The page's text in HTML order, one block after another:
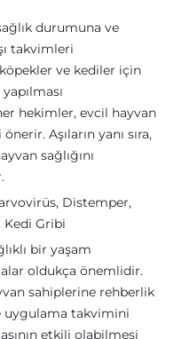
durumuna ve
takvimleri
ve kediler için
hekimler, evcil hayvan
Aşıların yanı sıra,
sağlığını
Distemper,
Kedi Gribi
bir yaşam
oldukça önemlidir.
sahiplerine rehberlik
uygulama takvimini
etkili olabilmesi